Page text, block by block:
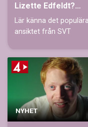
Lizette Edfeldt?
Utbildning,
programledande
Lär känna det populära
ansiktet från SVT
NYHET